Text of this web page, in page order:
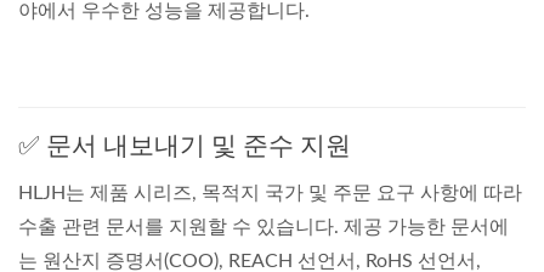
야에서 우수한 성능을 제공합니다.
✅ 문서 내보내기 및 준수 지원
HLJH는 제품 시리즈, 목적지 국가 및 주문 요구 사항에 따라
수출 관련 문서를 지원할 수 있습니다. 제공 가능한 문서에
는 원산지 증명서(COO), REACH 선언서, RoHS 선언서,